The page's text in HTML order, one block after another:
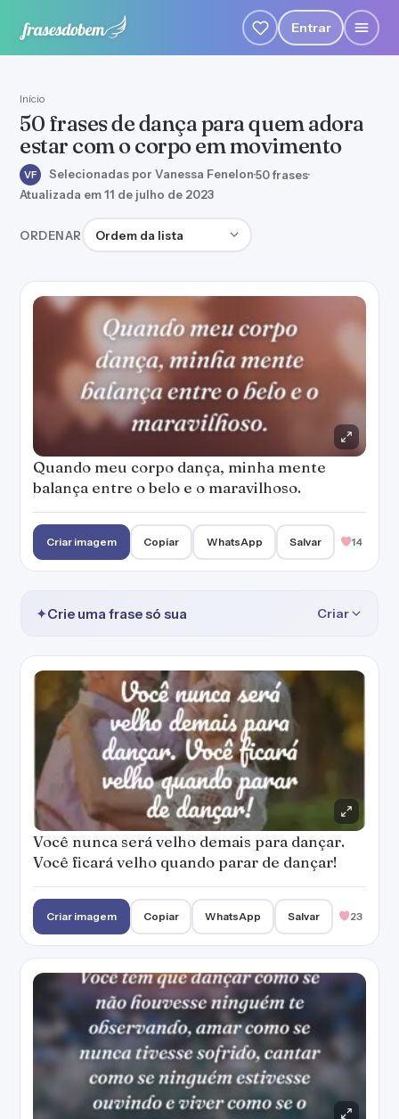
Entrar
Início
50 frases de dança para quem adora
estar com o corpo em movimento
VF Selecionadas por Vanessa Fenelon·50 frases·
Atualizada em 11 de julho de 2023
ORDENAR Ordenar frases
Quando meu corpo dança, minha mente
balança entre o belo e o maravilhoso.
Criar imagem Copiar WhatsApp Salvar 14
✦Crie uma frase só sua Criar
Você nunca será velho demais para dançar.
Você ficará velho quando parar de dançar!
Criar imagem Copiar WhatsApp Salvar 23